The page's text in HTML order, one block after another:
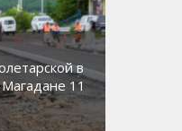
в
11